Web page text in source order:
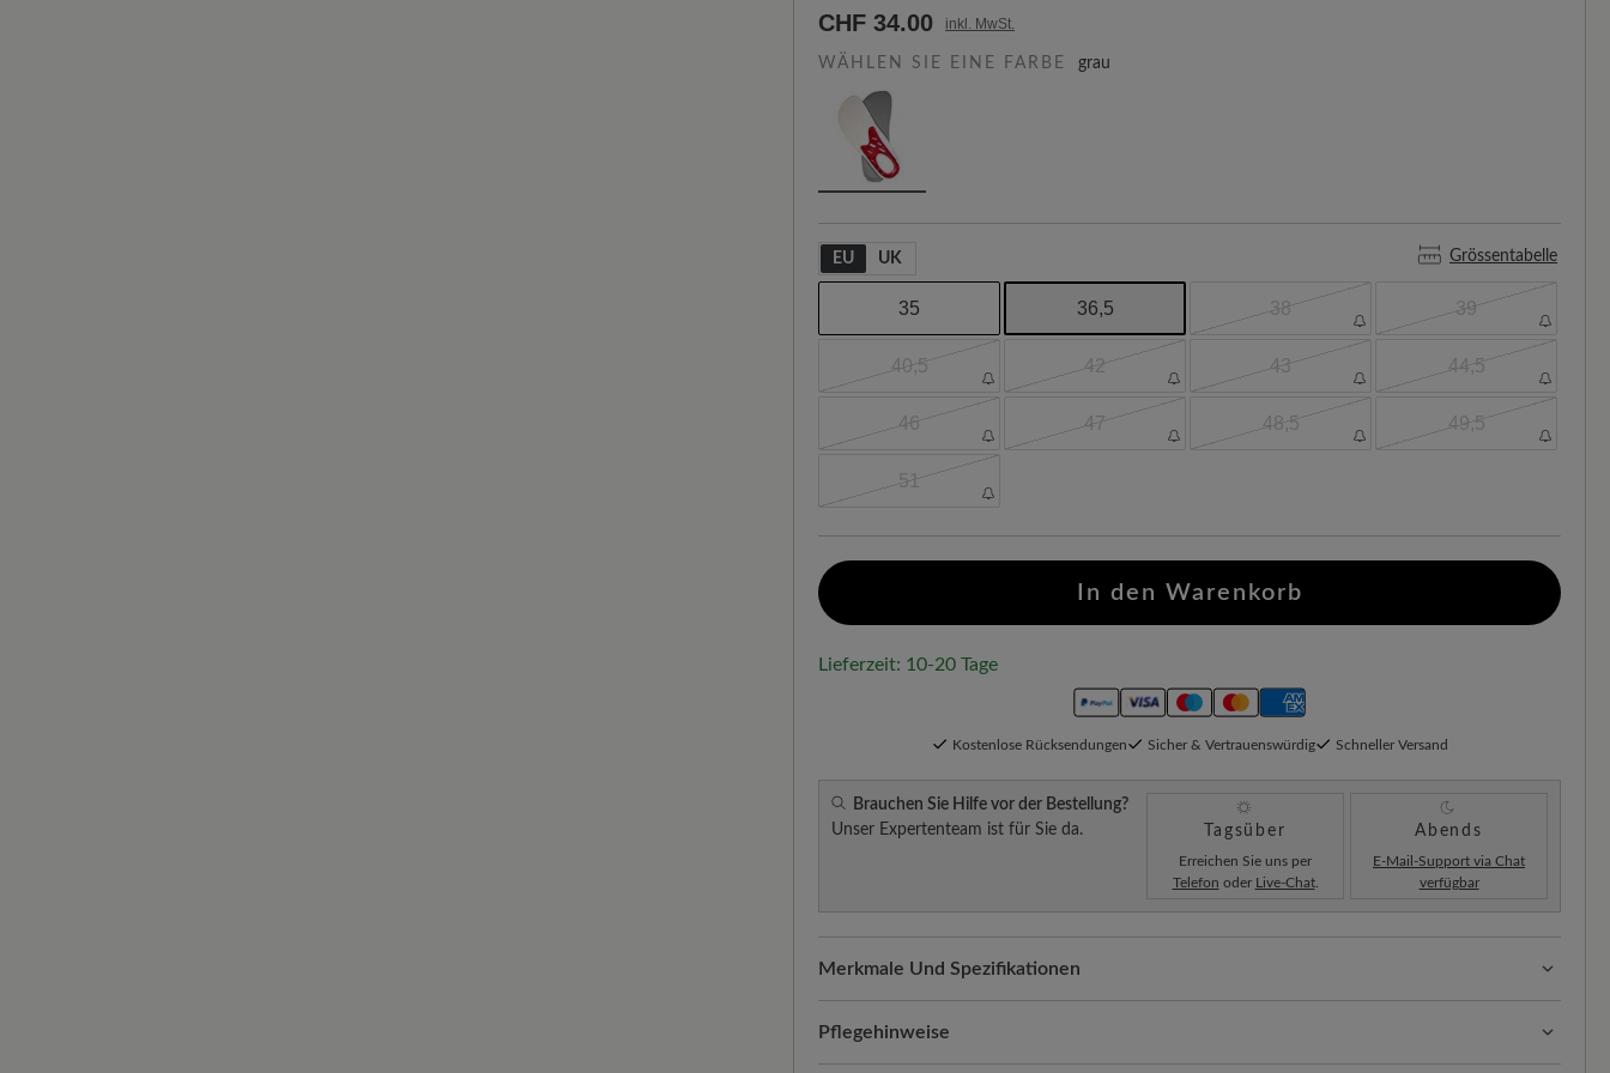
CHF 34.00 inkl. MwSt.
WÄHLEN SIE EINE FARBE grau
EU UK Grössentabelle
35 36,5 38 39
40,5 42 43 44,5
46 47 48,5 49,5
51
In den Warenkorb
Lieferzeit: 10-20 Tage
Kostenlose Rücksendungen Sicher & Vertrauenswürdig Schneller Versand
Brauchen Sie Hilfe vor der Bestellung?
Unser Expertenteam ist für Sie da.
Tagsüber
Erreichen Sie uns per
Telefon oder Live-Chat.
Abends
E-Mail-Support via Chat
verfügbar
Merkmale Und Spezifikationen
Atmungsaktivität. Zudem passt sich das flexible Material ideal der Fußform an.
Pflegehinweise